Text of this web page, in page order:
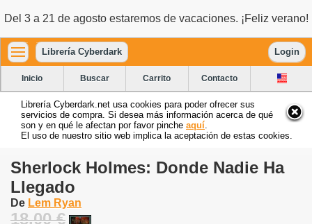
Del 3 a 21 de agosto estaremos de vacaciones. ¡Feliz verano!
Librería Cyberdark Login
Inicio Buscar Carrito Contacto
Librería Cyberdark.net usa cookies para poder ofrecer sus
servicios de compra. Si desea más información acerca de qué
son y en qué le afectan por favor pinche aquí
El uso de nuestro sitio web implica la aceptación de estas cookies.
Sherlock Holmes: Donde Nadie Ha
Llegado
De Lem Ryan
18.00 €